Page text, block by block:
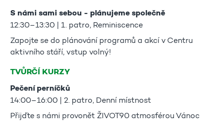
S námi sami sebou - plánujeme společně
12:30–13:30 | 1. patro, Reminiscence
Zapojte se do plánování programů a akcí v Centru
aktivního stáří, vstup volný!
TVŮRČÍ KURZY
Pečení perníčků
14:00–16:00 | 2. patro, Denní místnost
Přijďte s námi provonět ŽIVOT90 atmosférou Vánoc